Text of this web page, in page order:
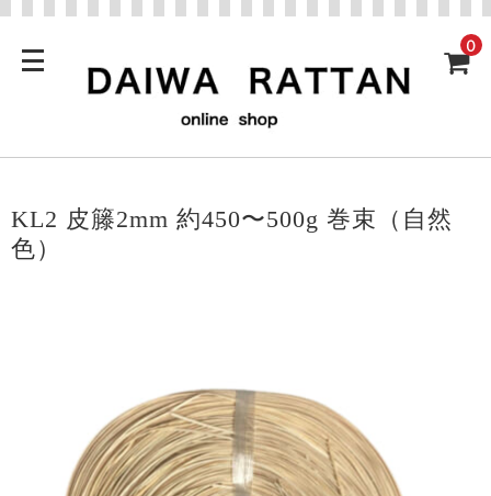
0
KL2 皮籐2mm 約450〜500g 巻束（自然
色）